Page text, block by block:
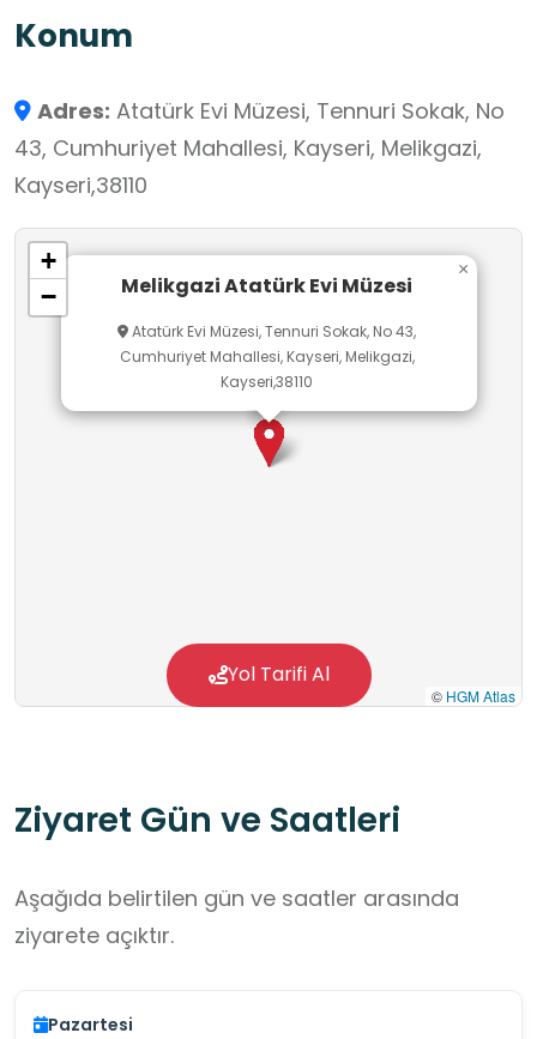
Konum
Adres: Atatürk Evi Müzesi, Tennuri Sokak, No
43, Cumhuriyet Mahallesi, Kayseri, Melikgazi,
Kayseri,38110
Melikgazi Atatürk Evi Müzesi
Atatürk Evi Müzesi, Tennuri Sokak, No 43,
Cumhuriyet Mahallesi, Kayseri, Melikgazi,
Kayseri,38110
×
+
−
© HGM Atlas
Yol Tarifi Al
Ziyaret Gün ve Saatleri
Aşağıda belirtilen gün ve saatler arasında
ziyarete açıktır.
Pazartesi